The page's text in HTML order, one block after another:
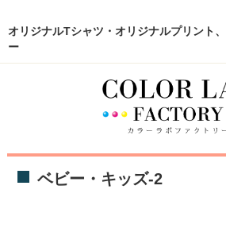
オリジナルTシャツ・オリジナルプリント
ー
ベビー・キッズ-2